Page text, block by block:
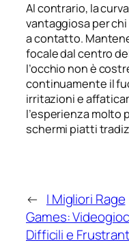
Al contrario, la
vantaggiosa per
a contatto.
focale dal centro
l’occhio non è
continuamente il
irritazioni e
l’esperienza
schermi piatti
← I Migliori Rage
Games:
Difficili e